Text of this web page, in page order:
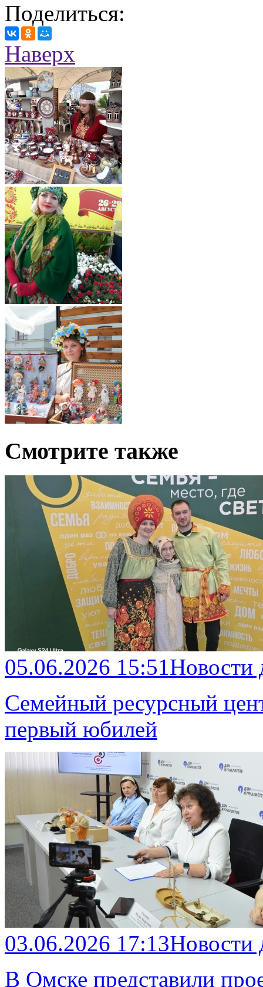
Поделиться:
Наверх
Смотрите также
05.06.2026 15:51
Семейный ресурсный
первый юбилей
03.06.2026 17:13
В Омске представили